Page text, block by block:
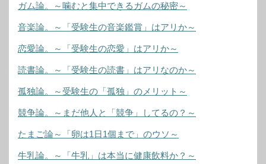
ガム論。～噛むと集中できるガムの秘密～
音楽論。～「受験生の音楽鑑賞」はアリか～
恋愛論。～「受験生の恋愛」はアリか～
読書論。～「受験生の読書」はアリなのか～
孤独論。～受験生の「孤独」のメリット～
競争論。～まだ他人と「競争」してるの？～
たまご論～「卵は1日1個まで」のウソ～
牛乳論。～「牛乳」は本当に健康飲料か？～